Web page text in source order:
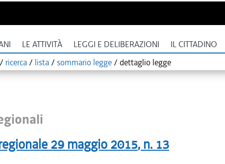
LE ATTIVITÀ LEGGI E DELIBERAZIONI IL CITTADINO
/ ricerca / lista / sommario legge / dettaglio legge
29 maggio 2015, n. 13